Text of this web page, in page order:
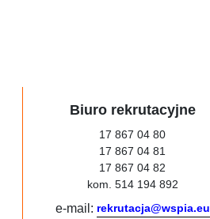
Biuro rekrutacyjne
17 867 04 80
17 867 04 81
17 867 04 82
kom. 514 194 892
e-mail: rekrutacja@wspia.eu